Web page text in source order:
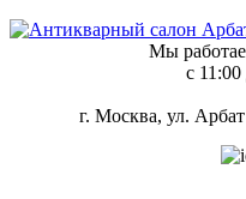
Мы
c
г. Москва, ул.